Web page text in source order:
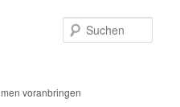
voranbringen